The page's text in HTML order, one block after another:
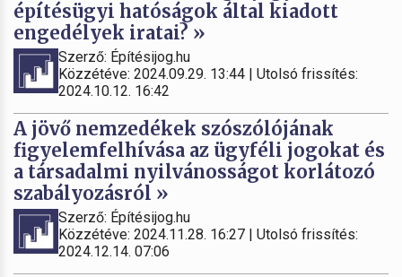
építésügyi hatóságok által kiadott
engedélyek iratai? »
Szerző: Építésijog.hu
Közzétéve: 2024.09.29. 13:44 | Utolsó frissítés:
2024.10.12. 16:42
A jövő nemzedékek szószólójának
figyelemfelhívása az ügyféli jogokat és
a társadalmi nyilvánosságot korlátozó
szabályozásról »
Szerző: Építésijog.hu
Közzétéve: 2024.11.28. 16:27 | Utolsó frissítés:
2024.12.14. 07:06